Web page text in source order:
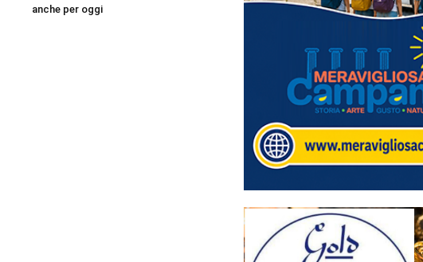
anche per oggi